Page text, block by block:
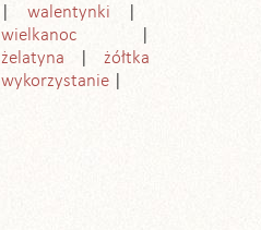
walentynki
wielkanoc
żelatyna
żółtka
wykorzystanie